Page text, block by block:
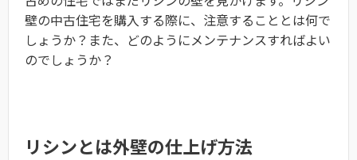
壁の中古住宅を購入する際に、注意することとは何で
しょうか？また、どのようにメンテナンスすればよい
のでしょうか？
リシンとは外壁の仕上げ方法